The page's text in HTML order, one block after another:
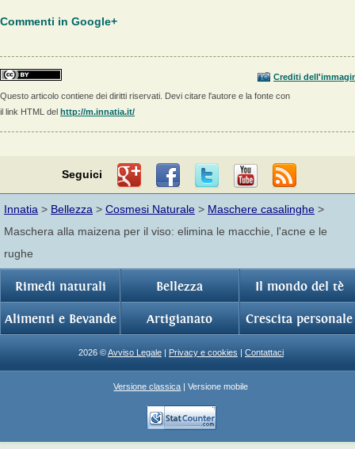
Commenti in Google+
Crediti
Questo articolo contiene dei diritti riservati. Devi citare l'autore e la fonte con
il link HTML del http://m.innatia.it/
Seguici
Innatia > Bellezza > Cosmesi Naturale > Maschere casalinghe >
Maschera alla maizena per il viso: elimina le macchie, l'acne e le
rughe
Rimedi naturali Bellezza Il mondo del tè
Alimenti e Bevande Artigianato Crescita personale
2026 ©Avviso Legale | Privacy e cookies | Contattaci
Versione classica | Versione mobile